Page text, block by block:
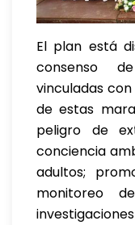
El plan está
consenso
vinculadas
de estas
peligro de
conciencia
adultos;
monitoreo